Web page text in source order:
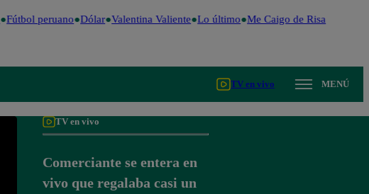
Fútbol peruano Dólar Valentina Valiente Lo último Me Caigo de Risa
TV en vivo MENÚ
TV en vivo
Comerciante se entera en
vivo que regalaba casi un